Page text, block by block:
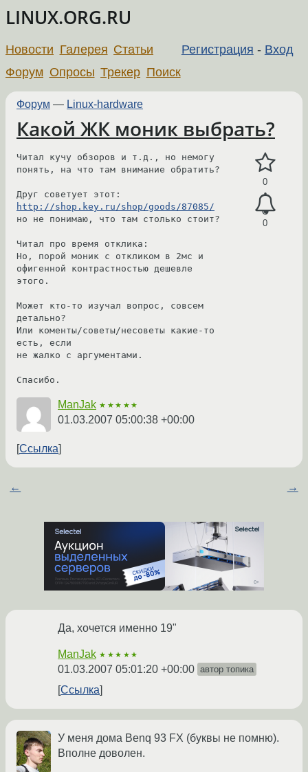
LINUX.ORG.RU
Регистрация - Вход
Новости Галерея Статьи
Форум Опросы Трекер Поиск
Форум — Linux-hardware
Какой ЖК моник выбрать?
0
0
Читал кучу обзоров и т.д., но немогу
понять, на что там внимание обратить?
http://shop.key.ru/shop/goods/87085/
но не понимаю, что там столько стоит?
Читал про время отклика:
Но, порой моник с откликом в 2мс и
офигенной контрастностью дешевле
этого.
Может кто-то изучал вопрос, совсем
детально?
Или коменты/советы/несоветы какие-то
есть, если
не жалко с аргументами.
Спасибо.
ManJak ★★★★★
01.03.2007 05:00:38 +00:00
Ссылка
← →
Да, хочется именно 19"
ManJak ★★★★★
01.03.2007 05:01:20 +00:00 автор топика
Ссылка
У меня дома Benq 93 FX (буквы не помню).
Вполне доволен.